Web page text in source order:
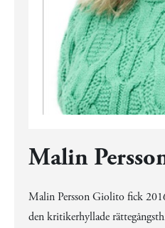
Malin
Malin Persson Giolito fick
den kritikerhyllade